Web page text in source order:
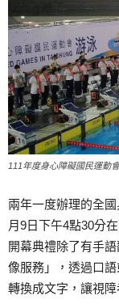
111年度身心障礙國民運動
兩年一度辦理的全
月9日下午4點30分
開幕典禮除了有手
像服務」，透過口
轉換成文字，讓視